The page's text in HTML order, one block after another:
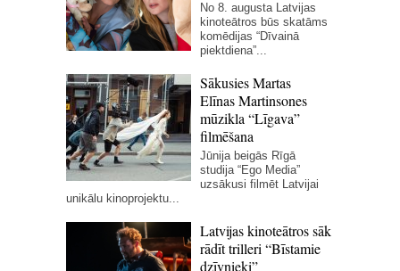
No 8. augusta Latvijas
kinoteātros būs skatāms
komēdijas “Dīvainā
piektdiena”...
Sākusies Martas
Elīnas Martinsones
mūzikla “Līgava”
filmēšana
Jūnija beigās Rīgā
studija “Ego Media”
uzsākusi filmēt Latvijai
unikālu kinoprojektu...
Latvijas kinoteātros sāk
rādīt trilleri “Bīstamie
dzīvnieki”